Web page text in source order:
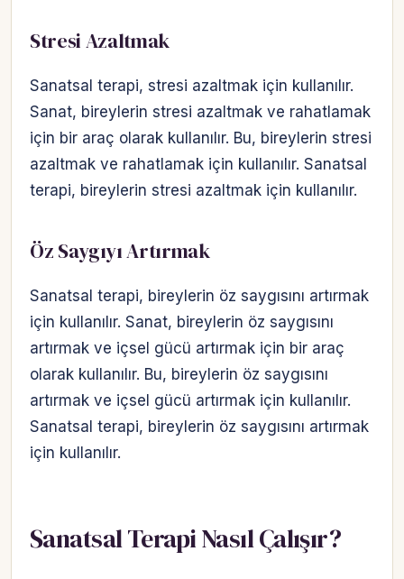
Stresi Azaltmak
Sanatsal terapi, stresi azaltmak için kullanılır.
Sanat, bireylerin stresi azaltmak ve rahatlamak
için bir araç olarak kullanılır. Bu, bireylerin stresi
azaltmak ve rahatlamak için kullanılır. Sanatsal
terapi, bireylerin stresi azaltmak için kullanılır.
Öz Saygıyı Artırmak
Sanatsal terapi, bireylerin öz saygısını artırmak
için kullanılır. Sanat, bireylerin öz saygısını
artırmak ve içsel gücü artırmak için bir araç
olarak kullanılır. Bu, bireylerin öz saygısını
artırmak ve içsel gücü artırmak için kullanılır.
Sanatsal terapi, bireylerin öz saygısını artırmak
için kullanılır.
Sanatsal Terapi Nasıl Çalışır?